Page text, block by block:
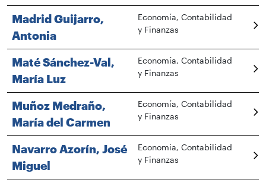
Madrid Guijarro,
Antonia
Economía, Contabilidad
y Finanzas
Maté Sánchez-Val,
María Luz
Economía, Contabilidad
y Finanzas
Muñoz Medraño,
María del Carmen
Economía, Contabilidad
y Finanzas
Navarro Azorín, José
Miguel
Economía, Contabilidad
y Finanzas